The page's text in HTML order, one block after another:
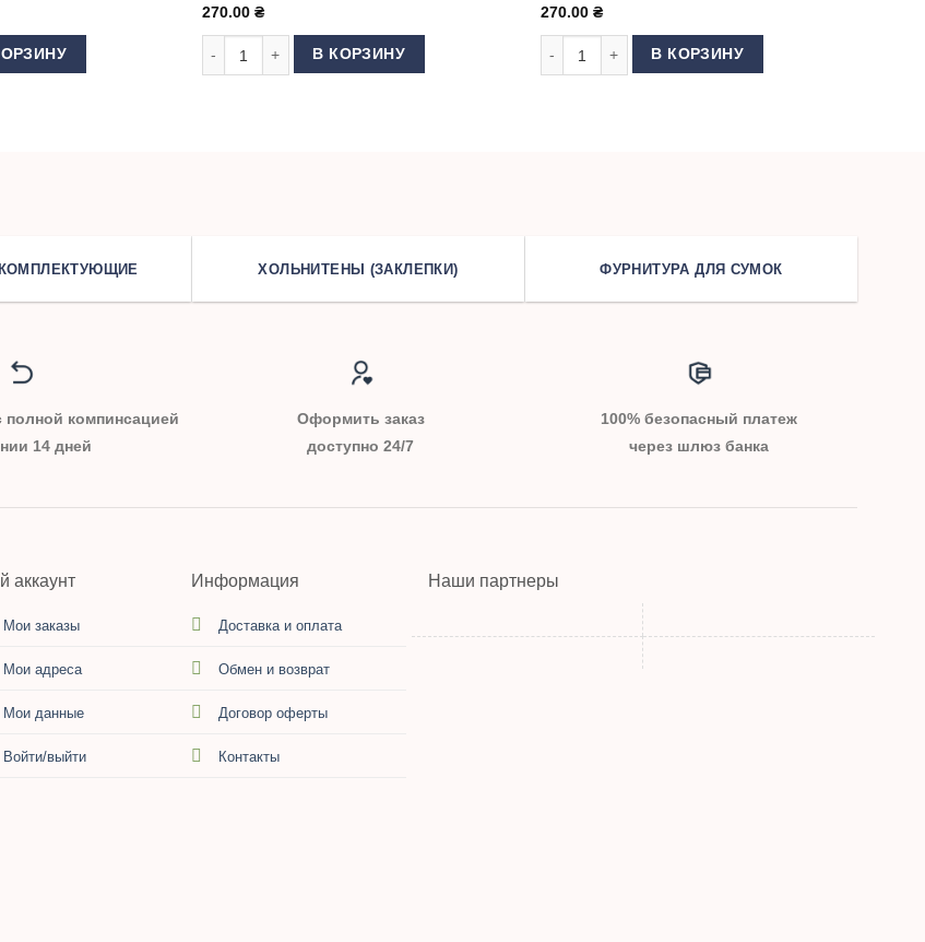
830G
Светильник магнитный для швейной машины светодионый BURST 36 LED (23 см)
270.00 ₴
Количество товара Светильник магнитный светодиодный HOTFOX H-30D 3W
В КОРЗИНУ
270.00 ₴
Количество товара Светильник магнитный для
В КОРЗИНУ
ХОЛЬНИТЕНЫ (ЗАКЛЕПКИ) ФУРНИТУРА ДЛЯ СУМОК
полной компинсацией
14 дней
Оформить заказ
доступно 24/7
100% безопасный платеж
через шлюз банка
аккаунт
Мои заказы
Мои адреса
Мои данные
Войти/выйти
Информация
Доставка и оплата
Обмен и возврат
Договор оферты
Контакты
Наши партнеры